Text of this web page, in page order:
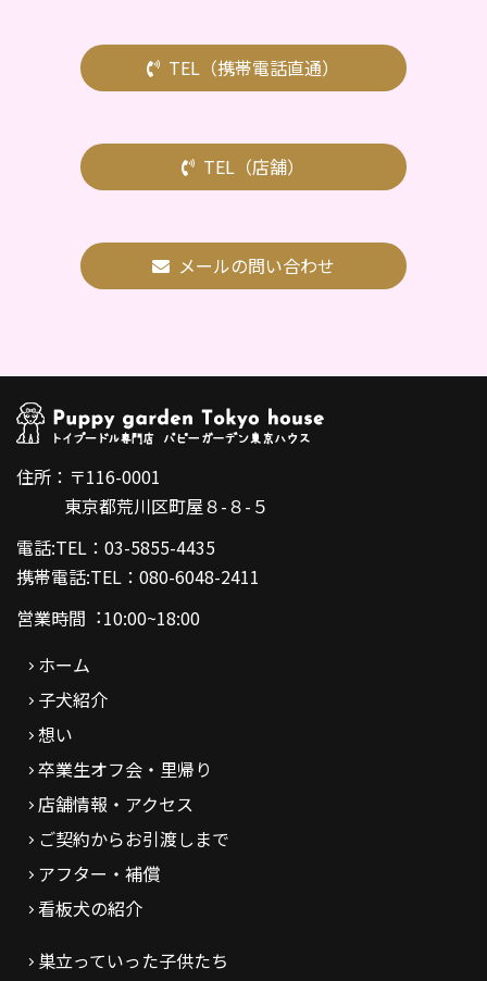
TEL（携帯電話直通）
TEL（店舗）
メールの問い合わせ
住所：〒116-0001
東京都荒川区町屋８-８-５
電話:TEL：03-5855-4435
携帯電話:TEL：080-6048-2411
営業時間︓10:00~18:00
ホーム
子犬紹介
想い
卒業生オフ会・里帰り
店舗情報・アクセス
ご契約からお引渡しまで
アフター・補償
看板犬の紹介
巣立っていった子供たち